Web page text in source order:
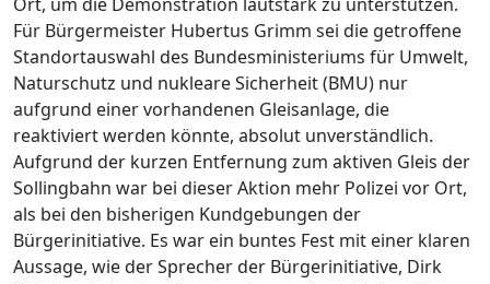
Für Bürgermeister Hubertus Grimm sei die getroffene
Standortauswahl des Bundesministeriums für Umwelt,
Naturschutz und nukleare Sicherheit (BMU) nur
aufgrund einer vorhandenen Gleisanlage, die
reaktiviert werden könnte, absolut unverständlich.
Aufgrund der kurzen Entfernung zum aktiven Gleis der
Sollingbahn war bei dieser Aktion mehr Polizei vor Ort,
als bei den bisherigen Kundgebungen der
Bürgerinitiative. Es war ein buntes Fest mit einer klaren
Aussage, wie der Sprecher der Bürgerinitiative, Dirk